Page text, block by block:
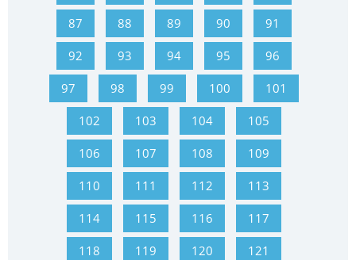
87 88 89 90 91
92 93 94 95 96
97 98 99 100 101
102 103 104 105
106 107 108 109
110 111 112 113
114 115 116 117
118 119 120 121